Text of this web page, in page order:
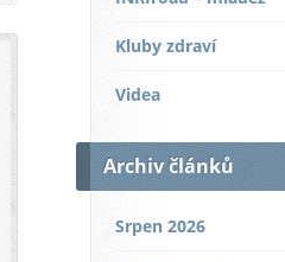
Kluby zdraví
Videa
Archiv článků
Srpen 2026